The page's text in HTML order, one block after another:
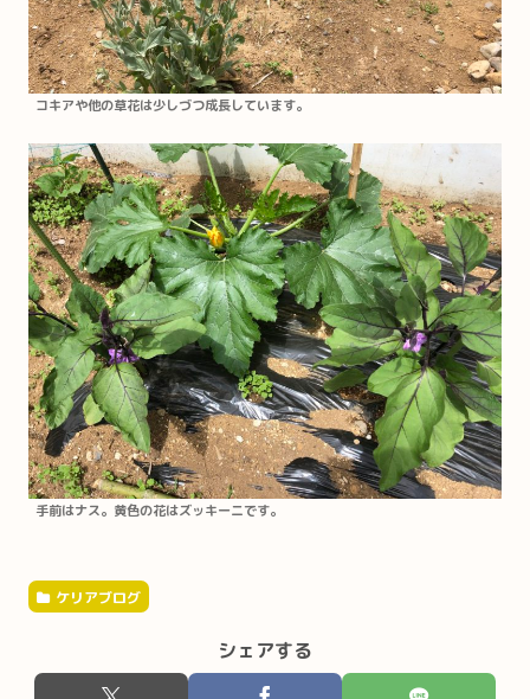
コキアや他の草花は少しづつ成長しています。
手前はナス。黄色の花はズッキーニです。
ケリアブログ
シェアする